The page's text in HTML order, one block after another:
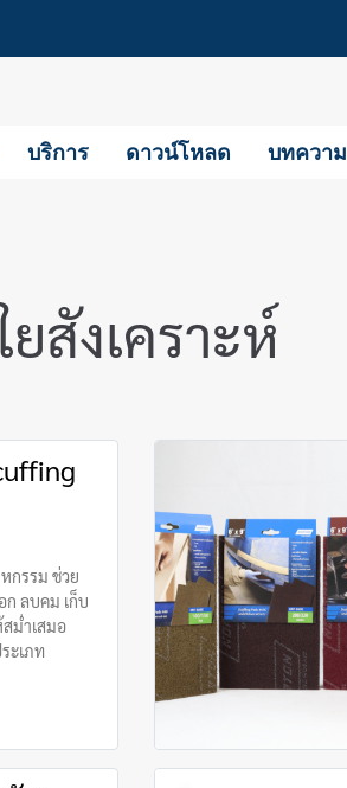
บริการ ดาวน์โหลด บทความ
ยสังเคราะห์
กรรม ช่วย
ลบคม เก็บ
ม่ำเสมอ
ะเภท